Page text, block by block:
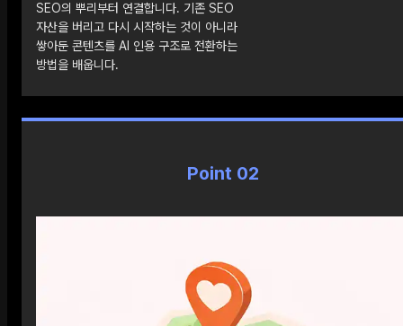
SEO의 뿌리부터 연결합니다. 기존 SEO
자산을 버리고 다시 시작하는 것이 아니라
쌓아둔 콘텐츠를 AI 인용 구조로 전환하는
방법을 배웁니다.
Point 02